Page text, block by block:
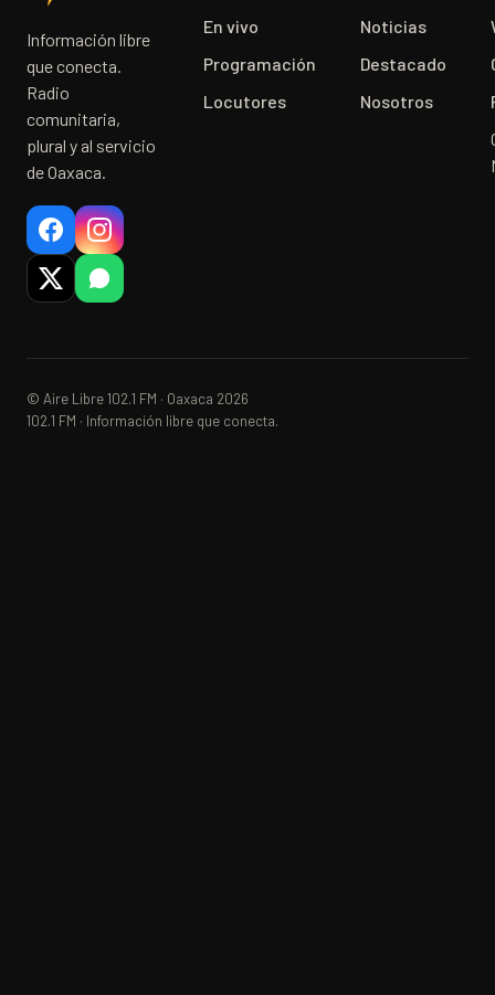
Información libre
que conecta.
Radio
comunitaria,
plural y al servicio
de Oaxaca.
En vivo
Programación
Locutores
Noticias
Destacado
Nosotros
© Aire Libre 102.1 FM · Oaxaca 2026
102.1 FM · Información libre que conecta.